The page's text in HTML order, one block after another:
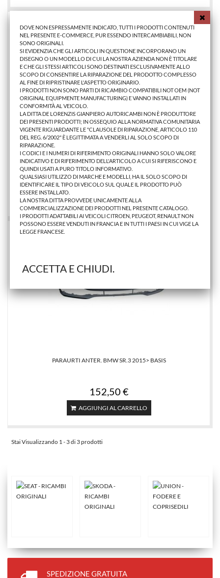
GRIGLIA PARAURTI ANT. BMW SR.3 2015 BASIS SX
19,52 €
AGGIUNGI AL CARRELLO
PARAURTI ANTER. BMW SR.3 2015> BASIS
152,50 €
AGGIUNGI AL CARRELLO
Stai Visualizzando 1 - 3 di 3 prodotti
SPEDIZIONE GRATUITA
DOVE NON ESPRESSAMENTE INDICATO, TUTTI I PRODOTTI CONTENUTI
NEL PRESENTE E-COMMERCE, PUR ESSENDO INTERCAMBIABILI, NON
SONO ORIGINALI.
SI EVIDENZIA CHE GLI ARTICOLI IN QUESTIONE INCORPORANO UN
DISEGNO O UN MODELLO DI CUI LA NOSTRA AZIENDA NON È TITOLARE
E CHE GLI STESSI ARTICOLI SONO DESTINATI ESCLUSIVAMENTE ALLO
SCOPO DI CONSENTIRE LA RIPARAZIONE DEL PRODOTTO COMPLESSO
AL FINE DI RIPRISTINARE L'ASPETTO ORIGINARIO.
I PRODOTTI NON SONO PARTI DI RICAMBIO COMPATIBILI NOT OEM (NOT
ORIGINAL EQUIPMENTE MANUFACTURING) E VANNO INSTALLATI IN
CONFORMITÀ AL VEICOLO.
LA DITTA DE LORENZIS GIANPIERO AUTORICAMBI NON È PRODUTTORE
DEI PRESENTI PRODOTTI; IN OSSEQUIO ALLA NORMATIVA COMUNITARIA
VIGENTE RIGUARDANTE LE "CLAUSOLE DI RIPARAZIONE, ARTICOLO 110
DEL REG. 6/2002" È LEGITTIMATA A VENDERLI AL SOLO SCOPO DI
RIPARAZIONE.
I CODICI E I NUMERI DI RIFERIMENTO ORIGINALI HANNO SOLO VALORE
INDICATIVO E DI RIFERIMENTO DELL'ARTICOLO A CUI SI RIFERISCONO E
QUINDI USATI A PURO TITOLO INFORMATIVO.
QUALSIASI UTILIZZO DI MARCHE E MODELLI, HA IL SOLO SCOPO DI
IDENTIFICARE IL TIPO DI VEICOLO SUL QUALE IL PRODOTTO PUÒ
ESSERE INSTALLATO.
LA NOSTRA DITTA PROVVEDE UNICAMENTE ALLA
COMMERCIALIZZAZIONE DEI PRODOTTI NEL PRESENTE CATALOGO.
I PRODOTTI ADATTABILI AI VEICOLI CITROEN, PEUGEOT, RENAULT NON
POSSONO ESSERE VENDUTI IN FRANCIA E IN TUTTI I PAESI IN CUI VIGE LA
LEGGE FRANCESE.
ACCETTA E CHIUDI.